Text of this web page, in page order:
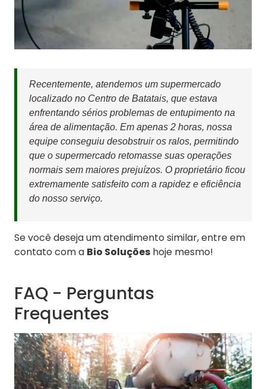
Recentemente, atendemos um supermercado
localizado no Centro de Batatais, que estava
enfrentando sérios problemas de entupimento na
área de alimentação. Em apenas 2 horas, nossa
equipe conseguiu desobstruir os ralos, permitindo
que o supermercado retomasse suas operações
normais sem maiores prejuízos. O proprietário ficou
extremamente satisfeito com a rapidez e eficiência
do nosso serviço.
Se você deseja um atendimento similar, entre em
contato com a Bio Soluções hoje mesmo!
FAQ - Perguntas
Frequentes